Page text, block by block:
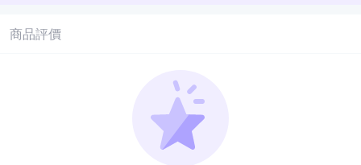
商品評價